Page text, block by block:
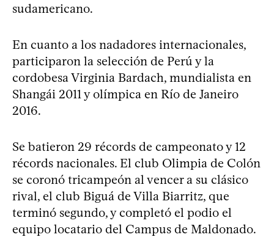
sudamericano.
En cuanto a los nadadores internacionales,
participaron la selección de Perú y la
cordobesa Virginia Bardach, mundialista en
Shangái 2011 y olímpica en Río de Janeiro
2016.
Se batieron 29 récords de campeonato y 12
récords nacionales. El club Olimpia de Colón
se coronó tricampeón al vencer a su clásico
rival, el club Biguá de Villa Biarritz, que
terminó segundo, y completó el podio el
equipo locatario del Campus de Maldonado.